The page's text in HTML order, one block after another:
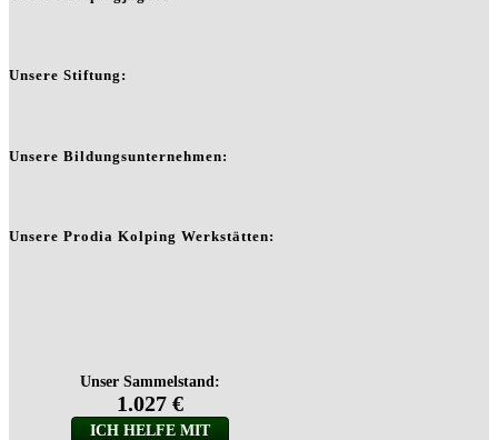
Unsere Stiftung:
Unsere Bildungsunternehmen:
Unsere Prodia Kolping Werkstätten: